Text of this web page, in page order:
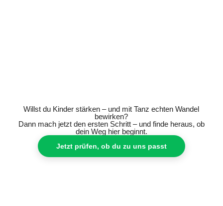
Willst du Kinder stärken – und mit Tanz echten Wandel
bewirken?
Dann mach jetzt den ersten Schritt – und finde heraus, ob
dein Weg hier beginnt.
Jetzt prüfen, ob du zu uns passt